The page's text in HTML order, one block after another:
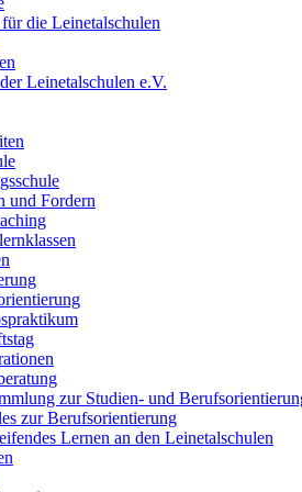
die Leinetalschulen
Leinetalschulen e.V.
und Fordern
zur Studien- und
zur Berufsorientierung
Lernen an den Leinetalschulen